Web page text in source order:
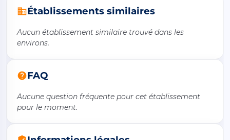
Établissements similaires
Aucun établissement similaire trouvé dans les
environs.
FAQ
Aucune question fréquente pour cet établissement
pour le moment.